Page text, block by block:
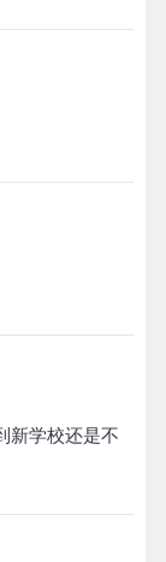
新学校还是不